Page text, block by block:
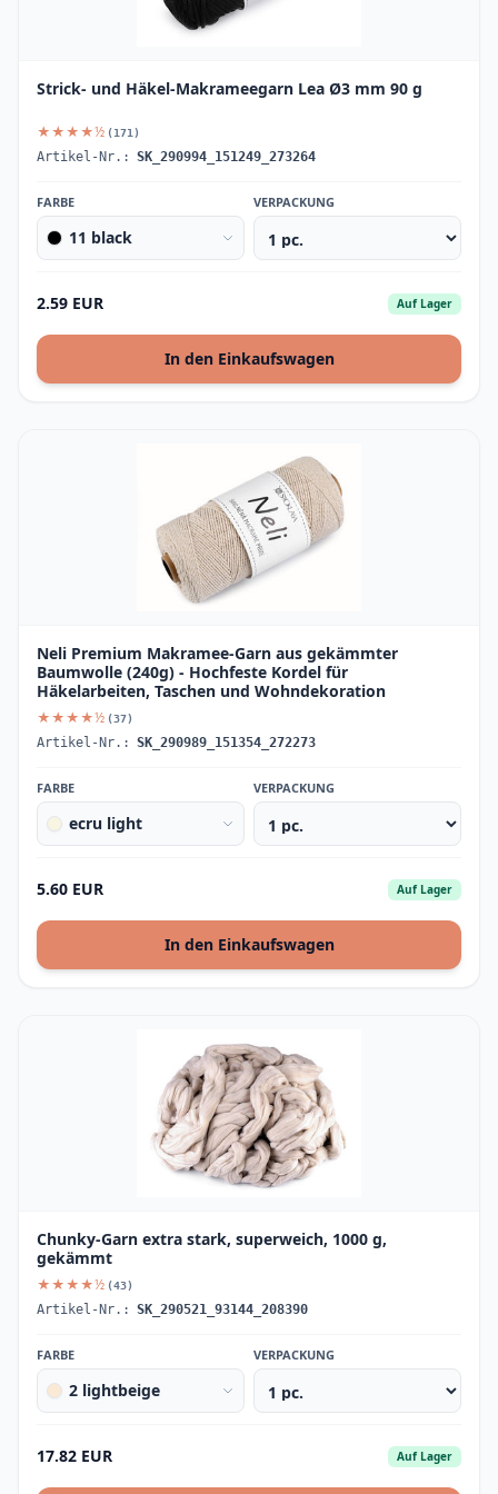
Strick- und Häkel-Makrameegarn Lea Ø3 mm 90 g
★★★★½ (171)
Artikel-Nr.: SK_290994_151249_273264
FARBE
11 black
VERPACKUNG
2.59 EUR Auf Lager
In den Einkaufswagen
Neli Premium Makramee-Garn aus gekämmter
Baumwolle (240g) - Hochfeste Kordel für
Häkelarbeiten, Taschen und Wohndekoration
★★★★½ (37)
Artikel-Nr.: SK_290989_151354_272273
FARBE
ecru light
VERPACKUNG
5.60 EUR Auf Lager
In den Einkaufswagen
Chunky-Garn extra stark, superweich, 1000 g,
gekämmt
★★★★½ (43)
Artikel-Nr.: SK_290521_93144_208390
FARBE
2 lightbeige
VERPACKUNG
17.82 EUR Auf Lager